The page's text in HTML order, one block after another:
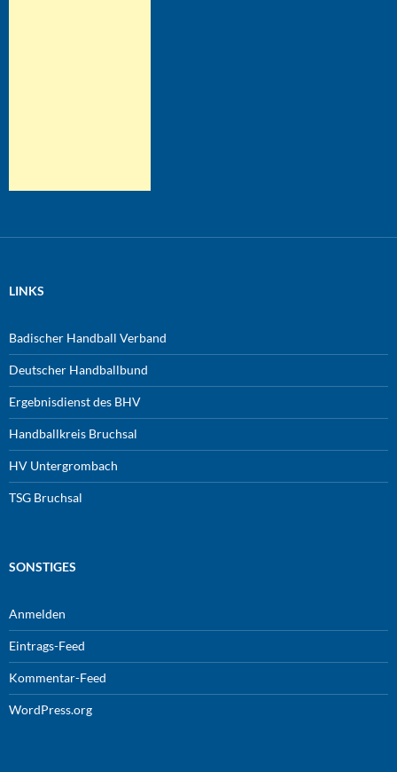
LINKS
Badischer Handball Verband
Deutscher Handballbund
Ergebnisdienst des BHV
Handballkreis Bruchsal
HV Untergrombach
TSG Bruchsal
SONSTIGES
Anmelden
Eintrags-Feed
Kommentar-Feed
WordPress.org